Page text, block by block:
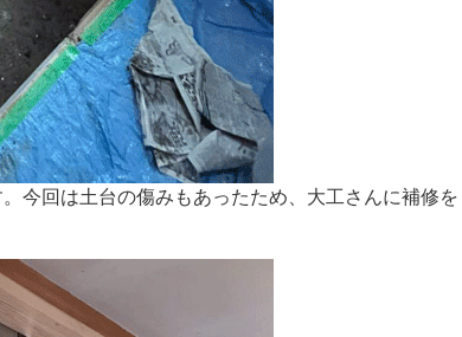
今回は土台の傷みもあったため、大工さんに補修